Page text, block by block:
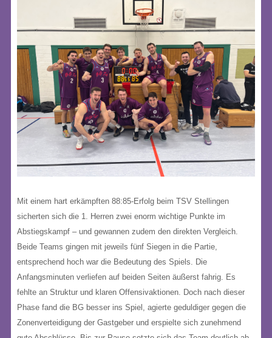
Mit einem hart erkämpften 88:85-Erfolg beim TSV Stellingen
sicherten sich die 1. Herren zwei enorm wichtige Punkte im
Abstiegskampf – und gewannen zudem den direkten Vergleich.
Beide Teams gingen mit jeweils fünf Siegen in die Partie,
entsprechend hoch war die Bedeutung des Spiels. Die
Anfangsminuten verliefen auf beiden Seiten äußerst fahrig. Es
fehlte an Struktur und klaren Offensivaktionen. Doch nach dieser
Phase fand die BG besser ins Spiel, agierte geduldiger gegen die
Zonenverteidigung der Gastgeber und erspielte sich zunehmend